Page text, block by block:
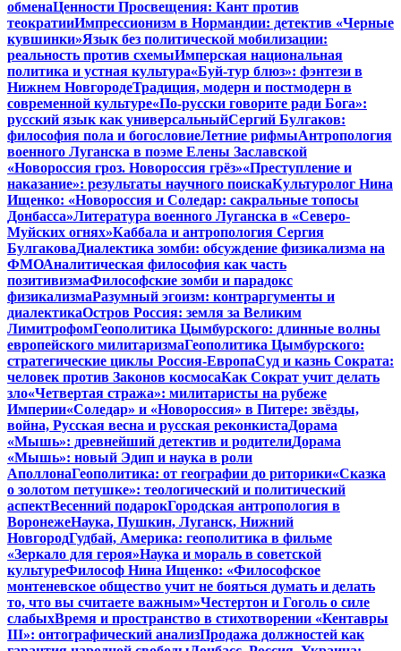
обменаЦенности Просвещения: Кант против
теократииИмпрессионизм в Нормандии: детектив «Черные
кувшинки»Язык без политической мобилизации:
реальность против схемыИмперская национальная
политика и устная культура«Буй-тур блюз»: фэнтези в
Нижнем НовгородеТрадиция, модерн и постмодерн в
современной культуре«По-русски говорите ради Бога»:
русский язык как универсальныйСергий Булгаков:
философия пола и богословиеЛетние рифмыАнтропология
военного Луганска в поэме Елены Заславской
«Новороссия гроз. Новороссия грёз»«Преступление и
наказание»: результаты научного поискаКультуролог Нина
Ищенко: «Новороссия и Соледар: сакральные топосы
Донбасса»Литература военного Луганска в «Северо-
Муйских огнях»Каббала и антропология Сергия
БулгаковаДиалектика зомби: обсуждение физикализма на
ФМОАналитическая философия как часть
позитивизмаФилософские зомби и парадокс
физикализмаРазумный эгоизм: контраргументы и
диалектикаОстров Россия: земля за Великим
ЛимитрофомГеополитика Цымбурского: длинные волны
европейского милитаризмаГеополитика Цымбурского:
стратегические циклы Россия-ЕвропаСуд и казнь Сократа:
человек против Законов космосаКак Сократ учит делать
зло«Четвертая стража»: милитаристы на рубеже
Империи«Соледар» и «Новороссия» в Питере: звёзды,
война, Русская весна и русская реконкистаДорама
«Мышь»: древнейший детектив и родителиДорама
«Мышь»: новый Эдип и наука в роли
АполлонаГеополитика: от географии до риторики«Сказка
о золотом петушке»: теологический и политический
аспектВесенний подарокГородская антропология в
ВоронежеНаука, Пушкин, Луганск, Нижний
НовгородГудбай, Америка: геополитика в фильме
«Зеркало для героя»Наука и мораль в советской
культуреФилософ Нина Ищенко: «Философское
монтеневское общество учит не бояться думать и делать
то, что вы считаете важным»Честертон и Гоголь о силе
слабыхВремя и пространство в стихотворении «Кентавры
III»: онтографический анализПродажа должностей как